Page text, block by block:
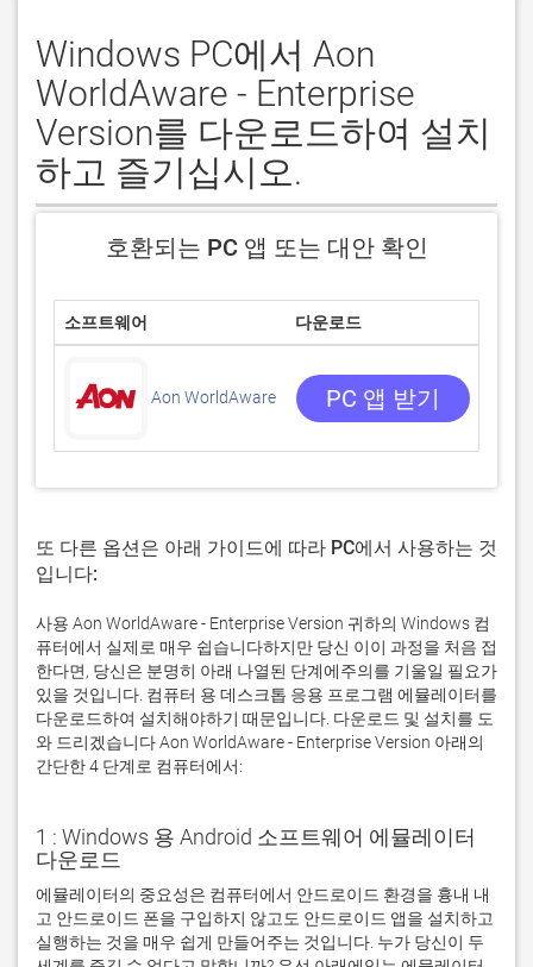
Windows PC에서 Aon
WorldAware - Enterprise
Version를 다운로드하여 설치
하고 즐기십시오.
호환되는 PC 앱 또는 대안 확인
소프트웨어 다운로드
Aon WorldAware PC 앱 받기
또 다른 옵션은 아래 가이드에 따라 PC에서 사용하는 것
입니다:
사용 Aon WorldAware - Enterprise Version 귀하의 Windows 컴
퓨터에서 실제로 매우 쉽습니다하지만 당신 이이 과정을 처음 접
한다면, 당신은 분명히 아래 나열된 단계에주의를 기울일 필요가
있을 것입니다. 컴퓨터 용 데스크톱 응용 프로그램 에뮬레이터를
다운로드하여 설치해야하기 때문입니다. 다운로드 및 설치를 도
와 드리겠습니다 Aon WorldAware - Enterprise Version 아래의
간단한 4 단계로 컴퓨터에서:
1 : Windows 용 Android 소프트웨어 에뮬레이터
다운로드
에뮬레이터의 중요성은 컴퓨터에서 안드로이드 환경을 흉내 내
고 안드로이드 폰을 구입하지 않고도 안드로이드 앱을 설치하고
실행하는 것을 매우 쉽게 만들어주는 것입니다. 누가 당신이 두